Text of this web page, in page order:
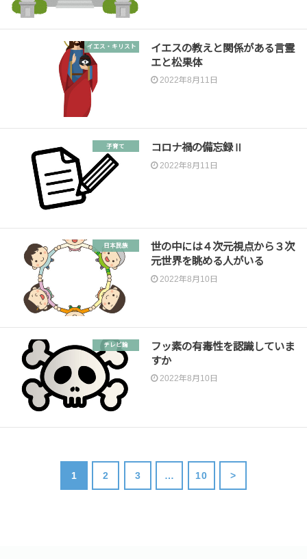
イエス・キリスト
イエスの教えと関係がある言霊
エと松果体
2022年8月11日
子育て コロナ禍の備忘録Ⅱ
2022年8月11日
日本民族
世の中には４次元視点から３次
元世界を眺める人がいる
2022年8月10日
テレビ論
フッ素の有毒性を認識していま
すか
2022年8月10日
1 2 3 … 10 >